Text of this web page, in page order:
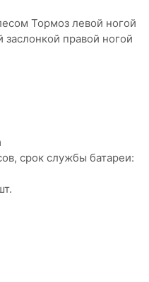
Тормоз левой ногой
правой ногой
срок службы батареи: